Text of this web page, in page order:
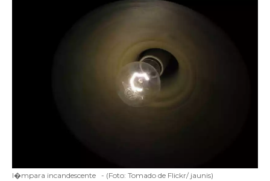
l�mpara incandescente - (Foto: Tomado de Flickr/ jaunis)